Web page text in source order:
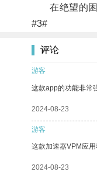
在绝望的困
#3#
评论
游客
这款app的功能非常
2024-08-23
游客
这款加速器VPM应
2024-08-23